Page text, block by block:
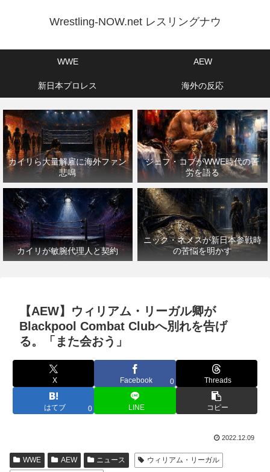
Wrestling-NOW.net レスリングナウ
WWE AEW
新日本プロレス 海外の反応
カイリら大量解雇に海外ファン
悲鳴
ジェフ・コブがWWE時代の苦
労を語る
カイリが敏腕代理人と契約
ニック・ネメスが新日本参戦時
の苦悩を明かす
【AEW】ウィリアム・リーガル卿が
Blackpool Combat Clubへ別れを告げ
る。「また会おう」
X Facebook 0 Threads
はてブ 0 LINE コピー
2022.12.09
WWE AEW ニュース
ウィリアム・リーガル